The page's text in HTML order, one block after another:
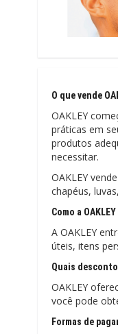
O que vende
OAKLEY
práticas em
produtos
necessitar.
OAKLEY
chapéus,
Como a
A OAKLEY
úteis, itens
Quais
OAKLEY
você pode
Formas de